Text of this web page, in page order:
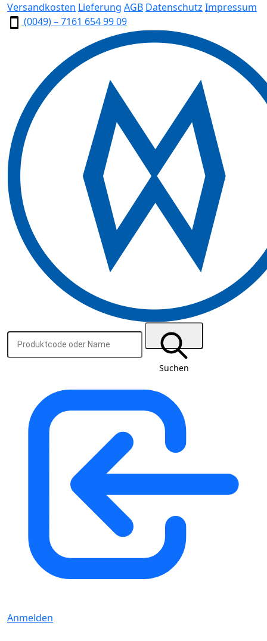
Versandkosten Lieferung AGB Datenschutz Impressum
(0049) – 7161 654 99 09
Suchen
Anmelden